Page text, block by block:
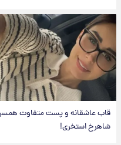
قاب عاشقانه و پست متفاوت همسر
شاهرخ استخری!